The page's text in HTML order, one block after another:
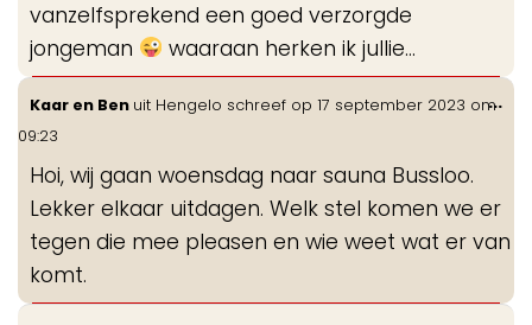
vanzelfsprekend een goed verzorgde
jongeman
waaraan herken ik jullie…
Kaar en Ben uit Hengelo schreef op 17 september 2023 om
09:23
Hoi, wij gaan woensdag naar sauna Bussloo.
Lekker elkaar uitdagen. Welk stel komen we er
tegen die mee pleasen en wie weet wat er van
komt.
...